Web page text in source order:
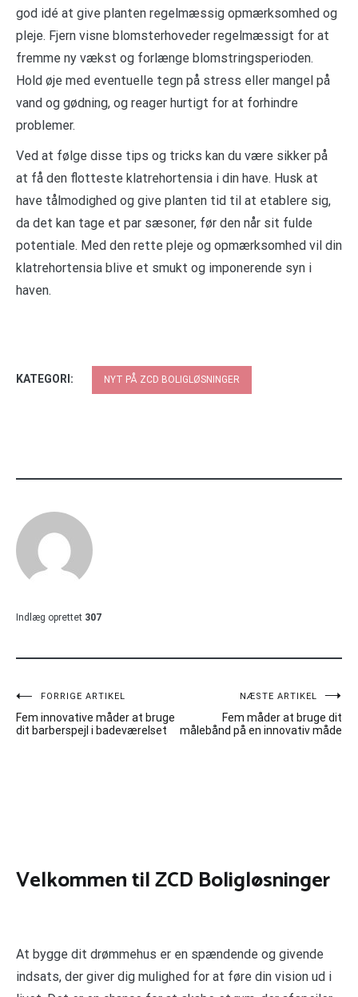
god idé at give planten regelmæssig opmærksomhed og
pleje. Fjern visne blomsterhoveder regelmæssigt for at
fremme ny vækst og forlænge blomstringsperioden.
Hold øje med eventuelle tegn på stress eller mangel på
vand og gødning, og reager hurtigt for at forhindre
problemer.
Ved at følge disse tips og tricks kan du være sikker på
at få den flotteste klatrehortensia i din have. Husk at
have tålmodighed og give planten tid til at etablere sig,
da det kan tage et par sæsoner, før den når sit fulde
potentiale. Med den rette pleje og opmærksomhed vil din
klatrehortensia blive et smukt og imponerende syn i
haven.
KATEGORI: NYT PÅ ZCD BOLIGLØSNINGER
Indlæg oprettet 307
Indlægsnavigation
FORRIGE ARTIKEL
Fem innovative måder at bruge
dit barberspejl i badeværelset
NÆSTE ARTIKEL
Fem måder at bruge dit
målebånd på en innovativ måde
Velkommen til ZCD Boligløsninger
At bygge dit drømmehus er en spændende og givende
indsats, der giver dig mulighed for at føre din vision ud i